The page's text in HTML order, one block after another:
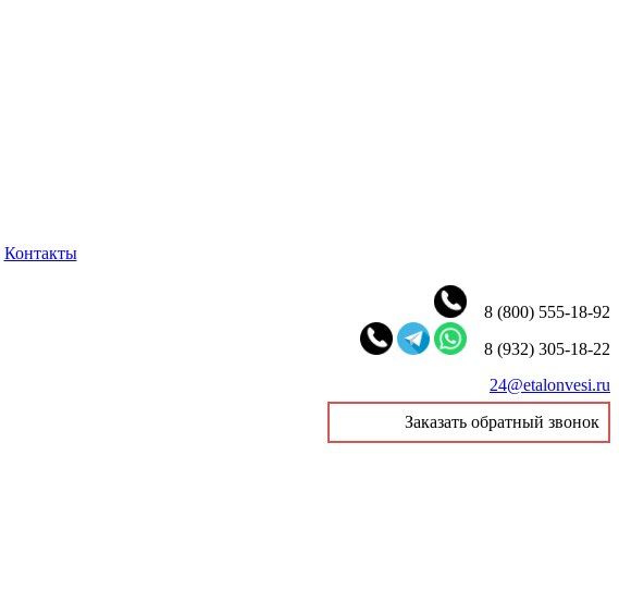
Контакты
8 (800) 555-18-92
8 (932) 305-18-22
24@etalonvesi.ru
Заказать обратный звонок